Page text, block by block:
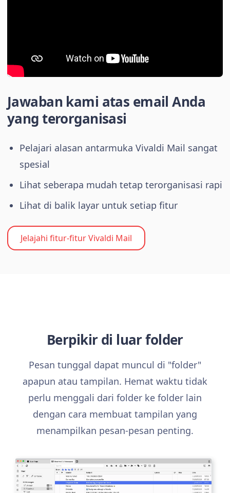
Jawaban kami atas email Anda
yang terorganisasi
Pelajari alasan antarmuka Vivaldi Mail sangat
spesial
Lihat seberapa mudah tetap terorganisasi rapi
Lihat di balik layar untuk setiap fitur
Jelajahi fitur-fitur Vivaldi Mail
Berpikir di luar folder
Pesan tunggal dapat muncul di "folder"
apapun atau tampilan. Hemat waktu tidak
perlu menggali dari folder ke folder lain
dengan cara membuat tampilan yang
menampilkan pesan-pesan penting.